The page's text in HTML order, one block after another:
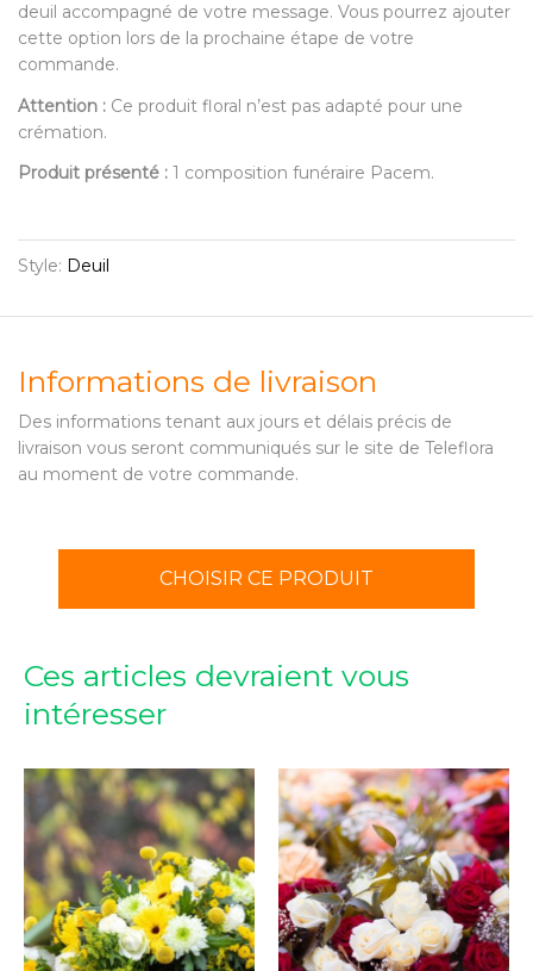
deuil accompagné de votre message. Vous pourrez ajouter
cette option lors de la prochaine étape de votre
commande.
Attention : Ce produit floral n’est pas adapté pour une
crémation.
Produit présenté : 1 composition funéraire Pacem.
Style: Deuil
Informations de livraison
Des informations tenant aux jours et délais précis de
livraison vous seront communiqués sur le site de Teleflora
au moment de votre commande.
CHOISIR CE PRODUIT
Ces articles devraient vous
intéresser